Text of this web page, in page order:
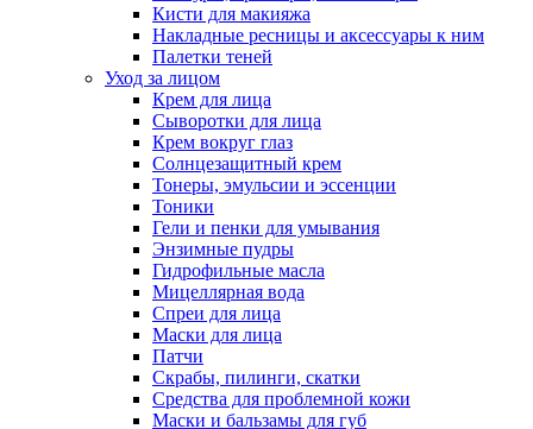
Кисти для макияжа
Накладные ресницы и аксессуары к ним
Палетки теней
Уход за лицом
Крем для лица
Сыворотки для лица
Крем вокруг глаз
Солнцезащитный крем
Тонеры, эмульсии и эссенции
Тоники
Гели и пенки для умывания
Энзимные пудры
Гидрофильные масла
Мицеллярная вода
Спреи для лица
Маски для лица
Патчи
Скрабы, пилинги, скатки
Средства для проблемной кожи
Маски и бальзамы для губ